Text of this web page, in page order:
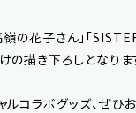
花子さん」「SISTER
描き下ろしとなりま
コラボグッズ、ぜひお